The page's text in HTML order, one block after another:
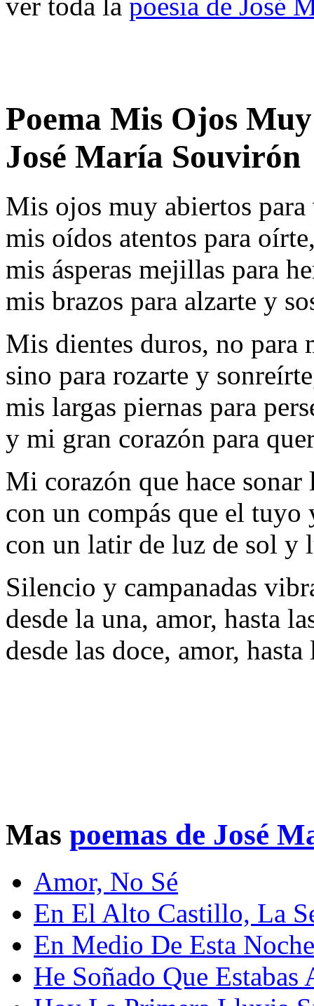
Poema Mis Ojos
José María Souvirón
Mis ojos muy abiertos para
mis oídos atentos para
mis ásperas mejillas para
mis brazos para alzarte y
Mis dientes duros, no para
sino para rozarte y
mis largas piernas para
y mi gran corazón para
Mi corazón que hace sonar
con un compás que el tuyo
con un latir de luz de sol y
Silencio y campanadas
desde la una, amor, hasta
desde las doce, amor, hasta
Mas poemas de José
Amor, No Sé
En El Alto Castillo, La
En Medio De Esta
He Soñado Que Estabas